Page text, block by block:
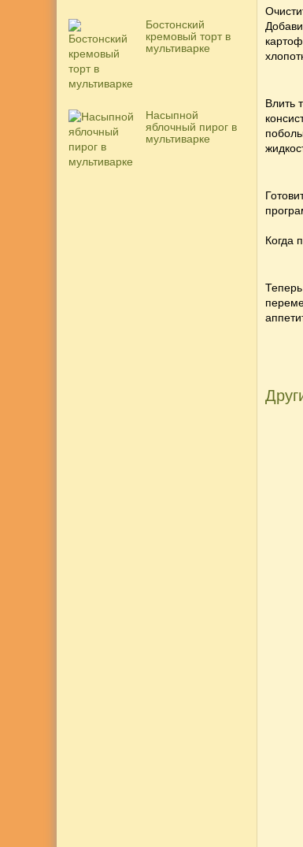
Бостонский
кремовый торт в
мультиварке
Насыпной
яблочный пирог в
мультиварке
Влить
Когда